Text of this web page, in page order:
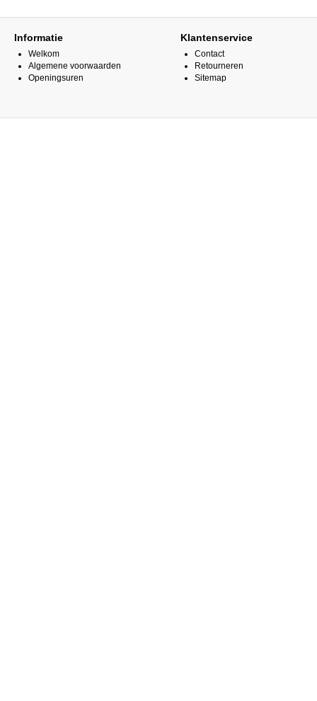
Informatie
Welkom
Algemene voorwaarden
Openingsuren
Klantenservice
Contact
Retourneren
Sitemap